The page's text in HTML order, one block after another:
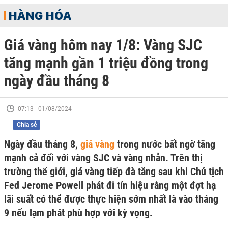
HÀNG HÓA
Giá vàng hôm nay 1/8: Vàng SJC
tăng mạnh gần 1 triệu đồng trong
ngày đầu tháng 8
07:13 | 01/08/2024
Chia sẻ
Ngày đầu tháng 8, giá vàng trong nước bất ngờ tăng
mạnh cả đối với vàng SJC và vàng nhẫn. Trên thị
trường thế giới, giá vàng tiếp đà tăng sau khi Chủ tịch
Fed Jerome Powell phát đi tín hiệu rằng một đợt hạ
lãi suất có thể được thực hiện sớm nhất là vào tháng
9 nếu lạm phát phù hợp với kỳ vọng.